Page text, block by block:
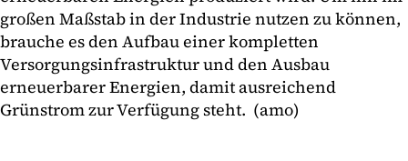
großen Maßstab in der Industrie nutzen zu können,
brauche es den Aufbau einer kompletten
Versorgungsinfrastruktur und den Ausbau
erneuerbarer Energien, damit ausreichend
Grünstrom zur Verfügung steht. (amo)